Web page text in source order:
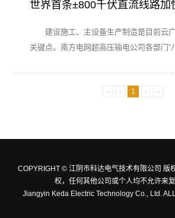
世界首条±800千伏直流线路加
建设施工、主设备生产制造是目前云
关键点。南方电网超高压输电公司各部门
« ‹ 1 › »
COPYRIGHT © 江阴市科达电气技术有限公司 版
权，任何其他公司或个人均不允许来复
Jiangyin Keda Electric Technology Co., Ltd.